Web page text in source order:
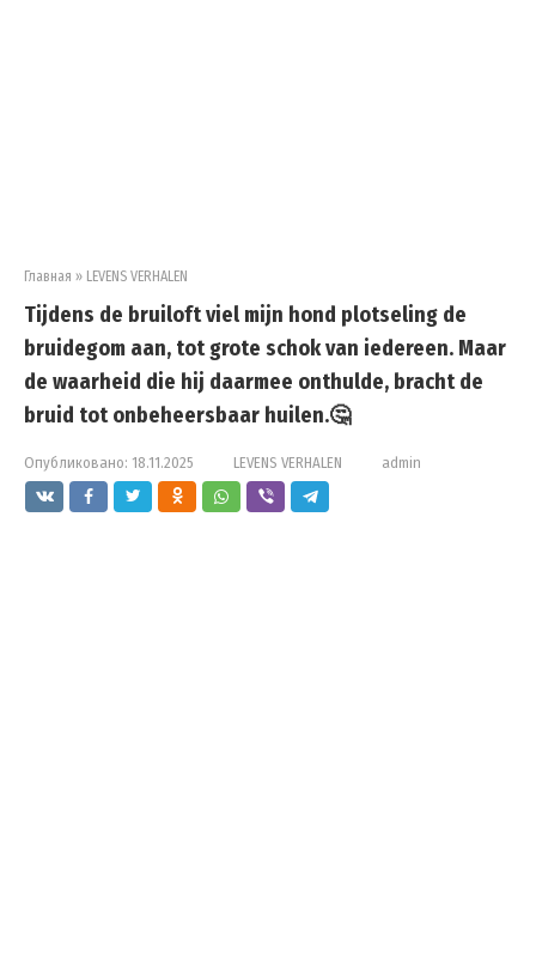
Главная » LEVENS VERHALEN
Tijdens de bruiloft viel mijn hond plotseling de
bruidegom aan, tot grote schok van iedereen. Maar
de waarheid die hij daarmee onthulde, bracht de
bruid tot onbeheersbaar huilen.🤔
Опубликовано: 18.11.2025 LEVENS VERHALEN admin